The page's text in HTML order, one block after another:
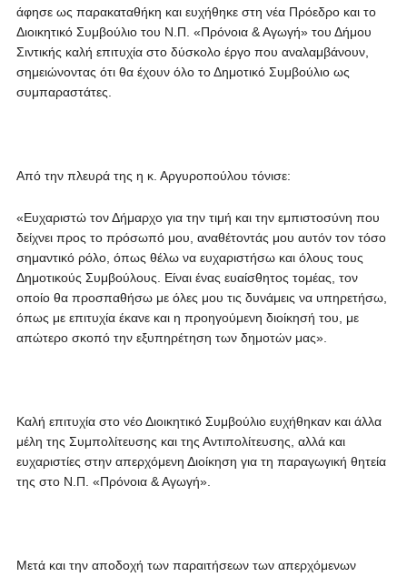
άφησε ως παρακαταθήκη και ευχήθηκε στη νέα Πρόεδρο και το
Διοικητικό Συμβούλιο του Ν.Π. «Πρόνοια & Αγωγή» του Δήμου
Σιντικής καλή επιτυχία στο δύσκολο έργο που αναλαμβάνουν,
σημειώνοντας ότι θα έχουν όλο το Δημοτικό Συμβούλιο ως
συμπαραστάτες.
Από την πλευρά της η κ. Αργυροπούλου τόνισε:
«Ευχαριστώ τον Δήμαρχο για την τιμή και την εμπιστοσύνη που
δείχνει προς το πρόσωπό μου, αναθέτοντάς μου αυτόν τον τόσο
σημαντικό ρόλο, όπως θέλω να ευχαριστήσω και όλους τους
Δημοτικούς Συμβούλους. Είναι ένας ευαίσθητος τομέας, τον
οποίο θα προσπαθήσω με όλες μου τις δυνάμεις να υπηρετήσω,
όπως με επιτυχία έκανε και η προηγούμενη διοίκησή του, με
απώτερο σκοπό την εξυπηρέτηση των δημοτών μας».
Καλή επιτυχία στο νέο Διοικητικό Συμβούλιο ευχήθηκαν και άλλα
μέλη της Συμπολίτευσης και της Αντιπολίτευσης, αλλά και
ευχαριστίες στην απερχόμενη Διοίκηση για τη παραγωγική θητεία
της στο Ν.Π. «Πρόνοια & Αγωγή».
Μετά και την αποδοχή των παραιτήσεων των απερχόμενων